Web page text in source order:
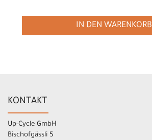
IN DEN WARENKORB
KONTAKT
Up-Cycle GmbH
Bischofgässli 5